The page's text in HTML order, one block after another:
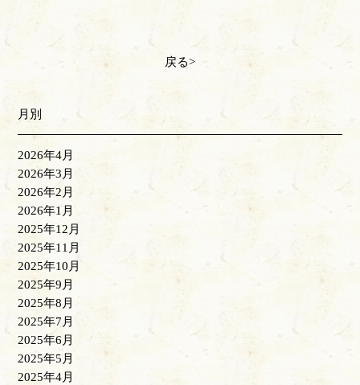
戻る
月別
2026年4月
2026年3月
2026年2月
2026年1月
2025年12月
2025年11月
2025年10月
2025年9月
2025年8月
2025年7月
2025年6月
2025年5月
2025年4月